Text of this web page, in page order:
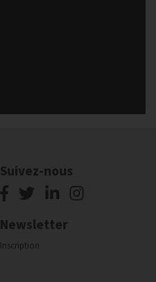
Suivez-nous
Newsletter
Inscription